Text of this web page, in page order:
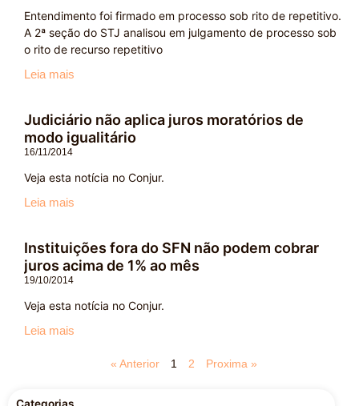
Entendimento foi firmado em processo sob rito de repetitivo.
A 2ª seção do STJ analisou em julgamento de processo sob
o rito de recurso repetitivo
Leia mais
Judiciário não aplica juros moratórios de
modo igualitário
16/11/2014
Veja esta notícia no Conjur.
Leia mais
Instituições fora do SFN não podem cobrar
juros acima de 1% ao mês
19/10/2014
Veja esta notícia no Conjur.
Leia mais
« Anterior 1 2 Proxima »